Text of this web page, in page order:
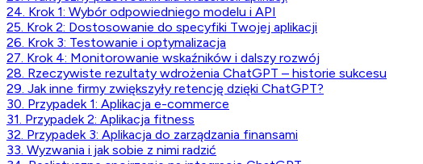
24. Krok 1: Wybór odpowiedniego modelu i API
25. Krok 2: Dostosowanie do specyfiki Twojej aplikacji
26. Krok 3: Testowanie i optymalizacja
27. Krok 4: Monitorowanie wskaźników i dalszy rozwój
28. Rzeczywiste rezultaty wdrożenia ChatGPT – historie sukcesu
29. Jak inne firmy zwiększyły retencję dzięki ChatGPT?
30. Przypadek 1: Aplikacja e-commerce
31. Przypadek 2: Aplikacja fitness
32. Przypadek 3: Aplikacja do zarządzania finansami
33. Wyzwania i jak sobie z nimi radzić